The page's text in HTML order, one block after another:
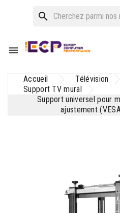
search

Accueil Télévision
Support TV mural
Support universel pour
ajustement